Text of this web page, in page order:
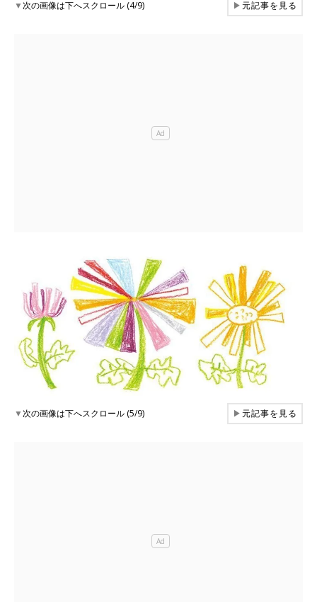
▼次の画像は下へスクロール (4/9) ▶元記事を見る
▼次の画像は下へスクロール (5/9) ▶元記事を見る